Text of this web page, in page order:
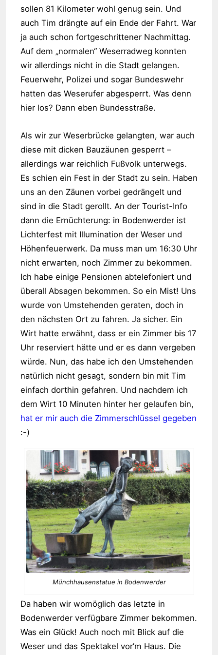
sollen 81 Kilometer wohl genug sein. Und
auch Tim drängte auf ein Ende der Fahrt. War
ja auch schon fortgeschrittener Nachmittag.
Auf dem „normalen“ Weserradweg konnten
wir allerdings nicht in die Stadt gelangen.
Feuerwehr, Polizei und sogar Bundeswehr
hatten das Weserufer abgesperrt. Was denn
hier los? Dann eben Bundesstraße.
Als wir zur Weserbrücke gelangten, war auch
diese mit dicken Bauzäunen gesperrt –
allerdings war reichlich Fußvolk unterwegs.
Es schien ein Fest in der Stadt zu sein. Haben
uns an den Zäunen vorbei gedrängelt und
sind in die Stadt gerollt. An der Tourist-Info
dann die Ernüchterung: in Bodenwerder ist
Lichterfest mit Illumination der Weser und
Höhenfeuerwerk. Da muss man um 16:30 Uhr
nicht erwarten, noch Zimmer zu bekommen.
Ich habe einige Pensionen abtelefoniert und
überall Absagen bekommen. So ein Mist! Uns
wurde von Umstehenden geraten, doch in
den nächsten Ort zu fahren. Ja sicher. Ein
Wirt hatte erwähnt, dass er ein Zimmer bis 17
Uhr reserviert hätte und er es dann vergeben
würde. Nun, das habe ich den Umstehenden
natürlich nicht gesagt, sondern bin mit Tim
einfach dorthin gefahren. Und nachdem ich
dem Wirt 10 Minuten hinter her gelaufen bin,
hat er mir auch die Zimmerschlüssel gegeben
:-)
Münchhausenstatue in Bodenwerder
Da haben wir womöglich das letzte in
Bodenwerder verfügbare Zimmer bekommen.
Was ein Glück! Auch noch mit Blick auf die
Weser und das Spektakel vor’m Haus. Die